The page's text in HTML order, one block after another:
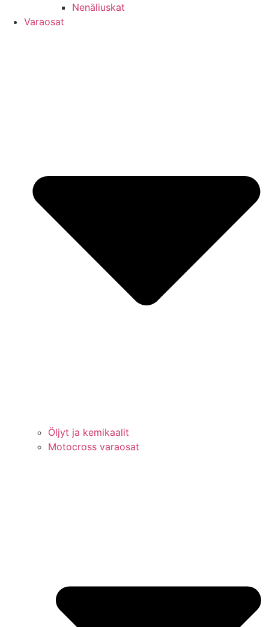
Nenäliuskat
Varaosat
Öljyt ja kemikaalit
Motocross varaosat